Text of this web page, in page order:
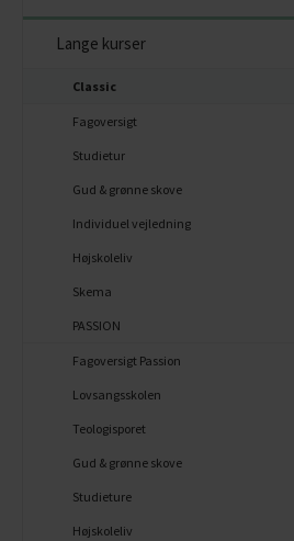
Lange kurser
Classic
Fagoversigt
Studietur
Gud & grønne skove
Individuel vejledning
Højskoleliv
Skema
PASSION
Fagoversigt Passion
Lovsangsskolen
Teologisporet
Gud & grønne skove
Studieture
Højskoleliv